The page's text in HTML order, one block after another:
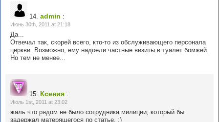
14. admin :
Июнь 30th, 2011 at 21:18
Да...
Отвечал так, скорей всего, кто-то из обслуживающего персонала
церкви. Возможно, ему надоели частные визиты в туалет бомжей.
Но тем не менее...
15. Ксения :
Июль 1st, 2011 at 23:02
жаль что рядом не было сотрудника милиции, который бы
задержал матерящегося по статье. ;)